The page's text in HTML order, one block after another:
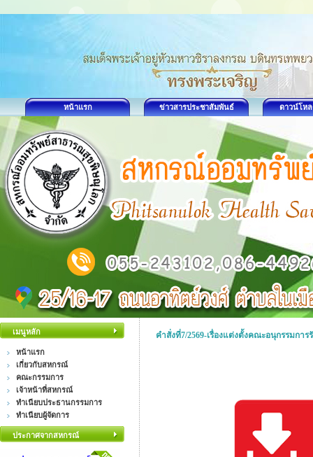
หน้าแรก ข่าวสารประชาสัมพันธ์ ดาวน์โห
เมนูหลัก
หน้าแรก
เกี่ยวกับสหกรณ์
คณะกรรมการ
เจ้าหน้าที่สหกรณ์
ทำเนียบประธานกรรมการ
ทำเนียบผู้จัดการ
ประกาศจากสหกรณ์
คำสั่งที่7/2569-เรื่องแต่งตั้งคณะอนุกรรมการ